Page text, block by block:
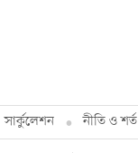
সার্কুলেশন নীতি ও শর্ত